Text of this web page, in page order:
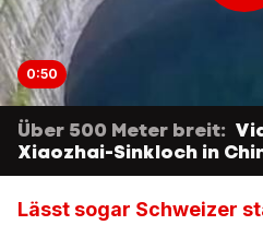
0:50
Über 500 Meter breit:
Xiaozhai-Sinkloch in
Lässt sogar Schweizer